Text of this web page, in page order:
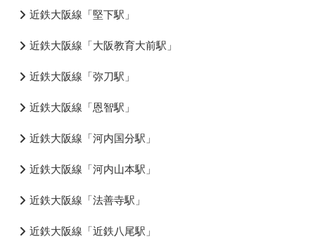
近鉄大阪線「堅下駅」
近鉄大阪線「大阪教育大前駅」
近鉄大阪線「弥刀駅」
近鉄大阪線「恩智駅」
近鉄大阪線「河内国分駅」
近鉄大阪線「河内山本駅」
近鉄大阪線「法善寺駅」
近鉄大阪線「近鉄八尾駅」